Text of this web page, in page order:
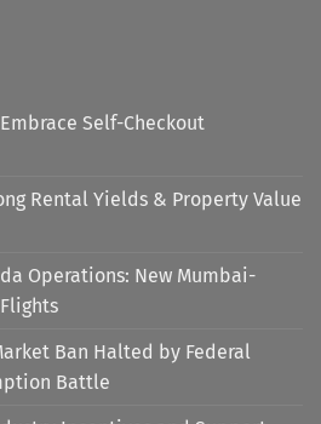
Self-Checkout
Rental Yields & Property Value
Operations: New Mumbai-
Ban Halted by Federal
Battle